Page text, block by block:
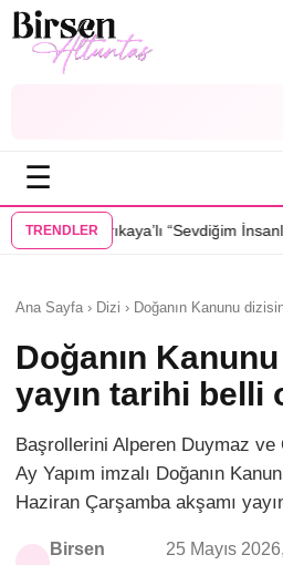
☰
TRENDLER
“Sevdiğim İnsanlar” filmine flaş
Ana Sayfa › Dizi › Doğanın Kanunu
Doğanın
yayın tarihi belli
Başrollerini Alperen Duymaz ve
Ay Yapım imzalı Doğanın
Haziran Çarşamba akşamı
Birsen
25 Mayıs